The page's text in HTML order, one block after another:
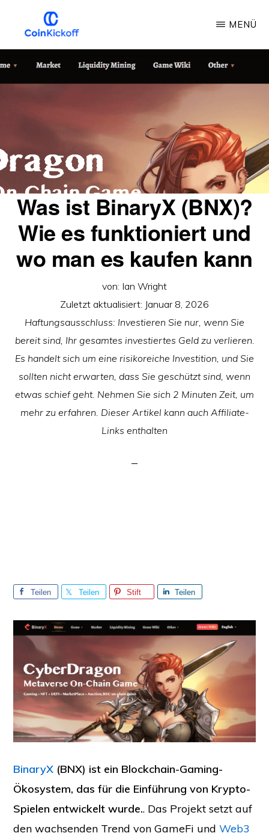
Hauptinhalt
springen
MÜNZANSTOSS
MENÜ
Was ist BinaryX (BNX)?
Wie es funktioniert und
wo man es kaufen kann
von: Ian Wright
Zuletzt aktualisiert: Januar 8, 2026
Haftungsausschluss: Investieren Sie nur, wenn Sie
bereit sind, Ihr gesamtes investiertes Geld zu verlieren.
Es handelt sich um eine risikoreiche Investition, und Sie
sollten nicht erwarten, dass Sie geschützt sind, wenn
etwas schief geht. Nehmen Sie sich 2 Minuten Zeit, um
mehr zu erfahren. Dieser Artikel kann auch Affiliate-
Links enthalten
Teilen
Teilen
Stift
Teilen
BinaryX (BNX) ist ein Blockchain-Gaming-
Ökosystem, das für die Einführung von Krypto-
Spielen entwickelt wurde.. Das Projekt setzt auf
den wachsenden Trend von GameFi undWeb3